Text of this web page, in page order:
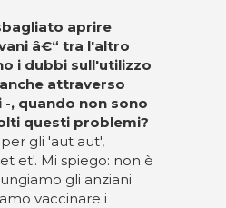
aprire
â€“ tra l'altro
i dubbi sull'utilizzo
attraverso
, quando non sono
questi problemi?
gli 'aut aut',
et'. Mi spiego: non è
gli anziani
vaccinare i